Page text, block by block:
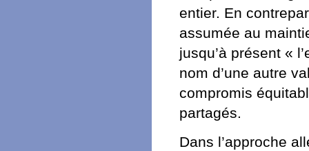
entier. En
assumée au
jusqu’à présent «
nom d’une autre
compromis
partagés.
Dans l’approche